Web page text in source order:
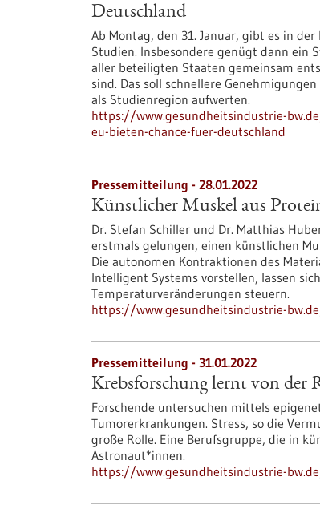
Deutschland
Ab Montag, den 31. Januar, gibt es in
Studien. Insbesondere genügt dann ein
aller beteiligten Staaten gemeinsam
sind. Das soll schnellere
als Studienregion aufwerten.
https://www.gesundheitsindustrie-
eu-bieten-chance-fuer-deutschland
Pressemitteilung - 28.01.2022
Künstlicher Muskel aus
Dr. Stefan Schiller und Dr. Matthias
erstmals gelungen, einen künstlichen
Die autonomen Kontraktionen des
Intelligent Systems vorstellen, lassen
Temperaturveränderungen steuern.
https://www.gesundheitsindustrie-
Pressemitteilung - 31.01.2022
Krebsforschung lernt von der
Forschende untersuchen mittels
Tumorerkrankungen. Stress, so die
große Rolle. Eine Berufsgruppe, die in
Astronaut*innen.
https://www.gesundheitsindustrie-